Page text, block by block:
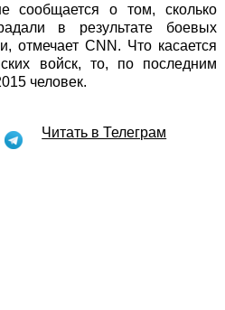
сообщается о том, сколько
в результате боевых
отмечает CNN. Что касается
войск, то, по последним
человек.
Читать в Телеграм